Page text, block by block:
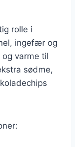
rolle i
ingefær og
varme til
sødme,